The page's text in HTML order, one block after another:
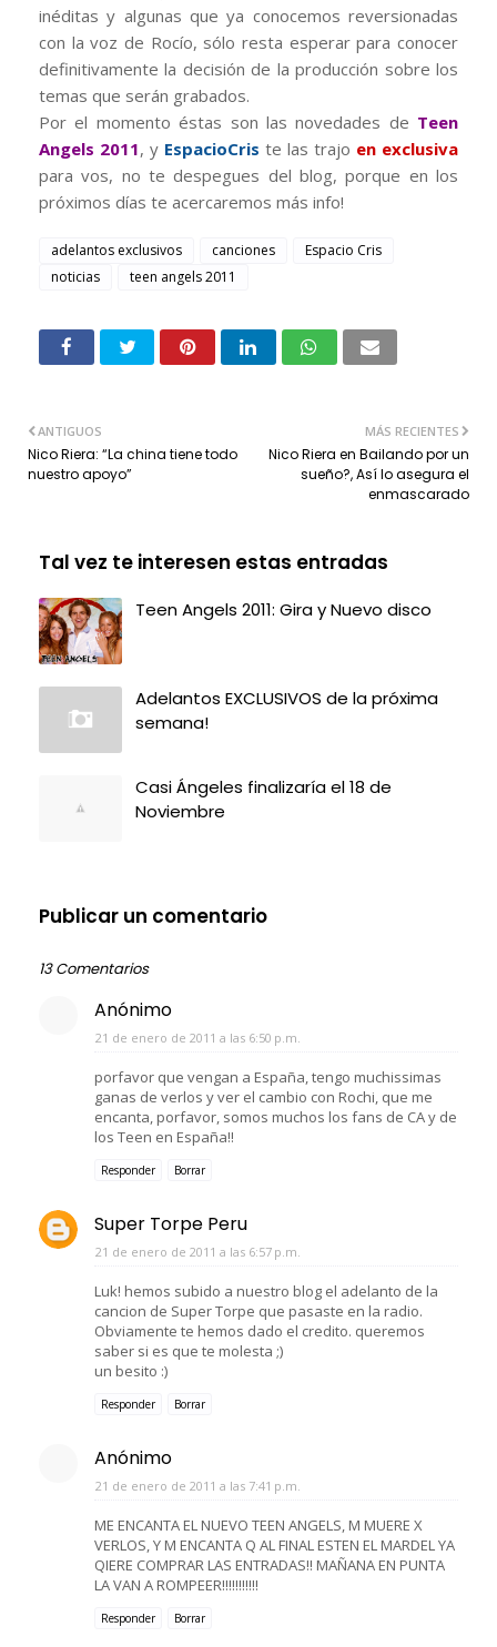
inéditas y algunas que ya conocemos reversionadas
con la voz de Rocío, sólo resta esperar para conocer
definitivamente la decisión de la producción sobre los
temas que serán grabados.
Por el momento éstas son las novedades de Teen
Angels 2011, y EspacioCris te las trajo en exclusiva
para vos, no te despegues del blog, porque en los
próximos días te acercaremos más info!
adelantos exclusivos canciones
Espacio Cris
noticias
teen angels 2011
MÁS RECIENTES
Nico Riera en Bailando por un
sueño?, Así lo asegura el
enmascarado
ANTIGUOS
Nico Riera: “La china tiene todo
nuestro apoyo”
Tal vez te interesen estas entradas
Teen Angels 2011: Gira y Nuevo disco
Adelantos EXCLUSIVOS de la próxima
semana!
Casi Ángeles finalizaría el 18 de
Noviembre
Publicar un comentario
13 Comentarios
Anónimo
21 de enero de 2011 a las 6:50 p.m.
porfavor que vengan a España, tengo muchissimas
ganas de verlos y ver el cambio con Rochi, que me
encanta, porfavor, somos muchos los fans de CA y de
los Teen en España!!
Responder Borrar
Super Torpe Peru
21 de enero de 2011 a las 6:57 p.m.
Luk! hemos subido a nuestro blog el adelanto de la
cancion de Super Torpe que pasaste en la radio.
Obviamente te hemos dado el credito. queremos
saber si es que te molesta ;)
un besito :)
Responder Borrar
Anónimo
21 de enero de 2011 a las 7:41 p.m.
ME ENCANTA EL NUEVO TEEN ANGELS, M MUERE X
VERLOS, Y M ENCANTA Q AL FINAL ESTEN EL MARDEL YA
QIERE COMPRAR LAS ENTRADAS!! MAÑANA EN PUNTA
LA VAN A ROMPEER!!!!!!!!!!!
Responder Borrar